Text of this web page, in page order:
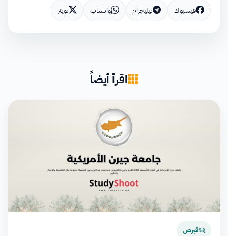
فيسبوك تيليجرام واتساب تويتر
اقرأ أيضاً
قبرص